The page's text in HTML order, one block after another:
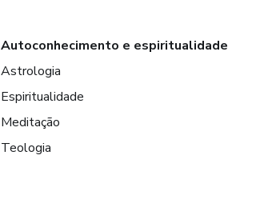
Autoconhecimento e espiritualidade
Astrologia
Espiritualidade
Meditação
Teologia